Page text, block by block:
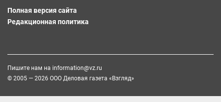
Полная версия сайта
Редакционная политика
Пишите нам на information@vz.ru
© 2005 — 2026 ООО Деловая газета «Взгляд»